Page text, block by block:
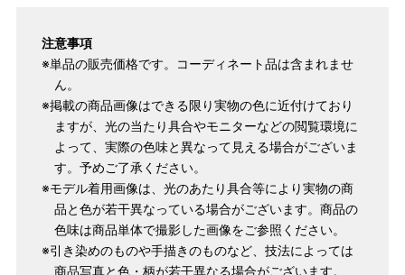
注意事項
※単品の販売価格です。コーディネート品は含まれませ
ん。
※掲載の商品画像はできる限り実物の色に近付けており
ますが、光の当たり具合やモニターなどの閲覧環境に
よって、実際の色味と異なって見える場合がございま
す。予めご了承ください。
※モデル着用画像は、光のあたり具合等により実物の商
品と色が若干異なっている場合がございます。商品の
色味は商品単体で撮影した画像をご参照ください。
※引き染めのものや手描きのものなど、技法によっては
商品写真と色・柄が若干異なる場合がございます。